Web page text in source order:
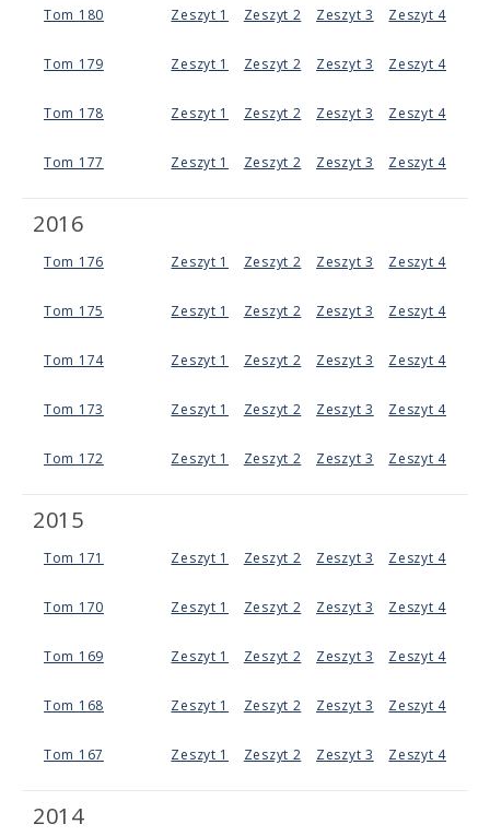
Tom 180 Zeszyt 1 Zeszyt 2 Zeszyt 3 Zeszyt 4
Tom 179 Zeszyt 1 Zeszyt 2 Zeszyt 3 Zeszyt 4
Tom 178 Zeszyt 1 Zeszyt 2 Zeszyt 3 Zeszyt 4
Tom 177 Zeszyt 1 Zeszyt 2 Zeszyt 3 Zeszyt 4
2016
Tom 176 Zeszyt 1 Zeszyt 2 Zeszyt 3 Zeszyt 4
Tom 175 Zeszyt 1 Zeszyt 2 Zeszyt 3 Zeszyt 4
Tom 174 Zeszyt 1 Zeszyt 2 Zeszyt 3 Zeszyt 4
Tom 173 Zeszyt 1 Zeszyt 2 Zeszyt 3 Zeszyt 4
Tom 172 Zeszyt 1 Zeszyt 2 Zeszyt 3 Zeszyt 4
2015
Tom 171 Zeszyt 1 Zeszyt 2 Zeszyt 3 Zeszyt 4
Tom 170 Zeszyt 1 Zeszyt 2 Zeszyt 3 Zeszyt 4
Tom 169 Zeszyt 1 Zeszyt 2 Zeszyt 3 Zeszyt 4
Tom 168 Zeszyt 1 Zeszyt 2 Zeszyt 3 Zeszyt 4
Tom 167 Zeszyt 1 Zeszyt 2 Zeszyt 3 Zeszyt 4
2014